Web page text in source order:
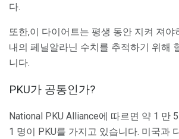
다.
또한,이 다이어트는 평생 동안 지켜 져야
내의 페닐알라닌 수치를 추적하기 위해
니다.
PKU가 공통인가?
National PKU Alliance에 따르면 약 1 만
1 명이 PKU를 가지고 있습니다. 미국과